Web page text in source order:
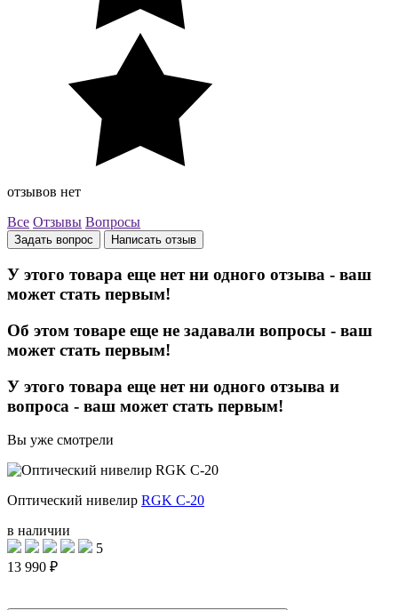
отзывов нет
Все Отзывы Вопросы
Задать вопрос Написать отзыв
У этого товара еще нет ни одного отзыва - ваш
может стать первым!
Об этом товаре еще не задавали вопросы - ваш
может стать первым!
У этого товара еще нет ни одного отзыва и
вопроса - ваш может стать первым!
Вы уже смотрели
Оптический нивелир RGK C-20
в наличии
5
13 990 ₽